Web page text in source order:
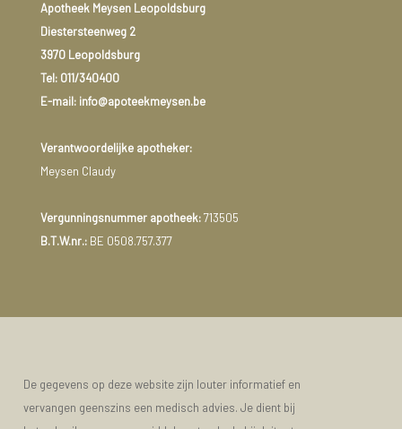
Apotheek Meysen Leopoldsburg
Diestersteenweg 2
3970 Leopoldsburg
Tel: 011/340400
E-mail: info@apoteekmeysen.be
Verantwoordelijke apotheker:
Meysen Claudy
Vergunningsnummer apotheek:713505
B.T.W.nr.:BE 0508.757.377
De gegevens op deze website zijn louter informatief en
vervangen geenszins een medisch advies. Je dient bij